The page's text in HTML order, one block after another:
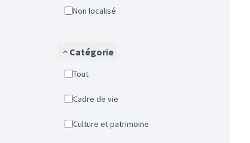
Non localisé
Catégorie
Tout
Cadre de vie
Culture et patrimoine